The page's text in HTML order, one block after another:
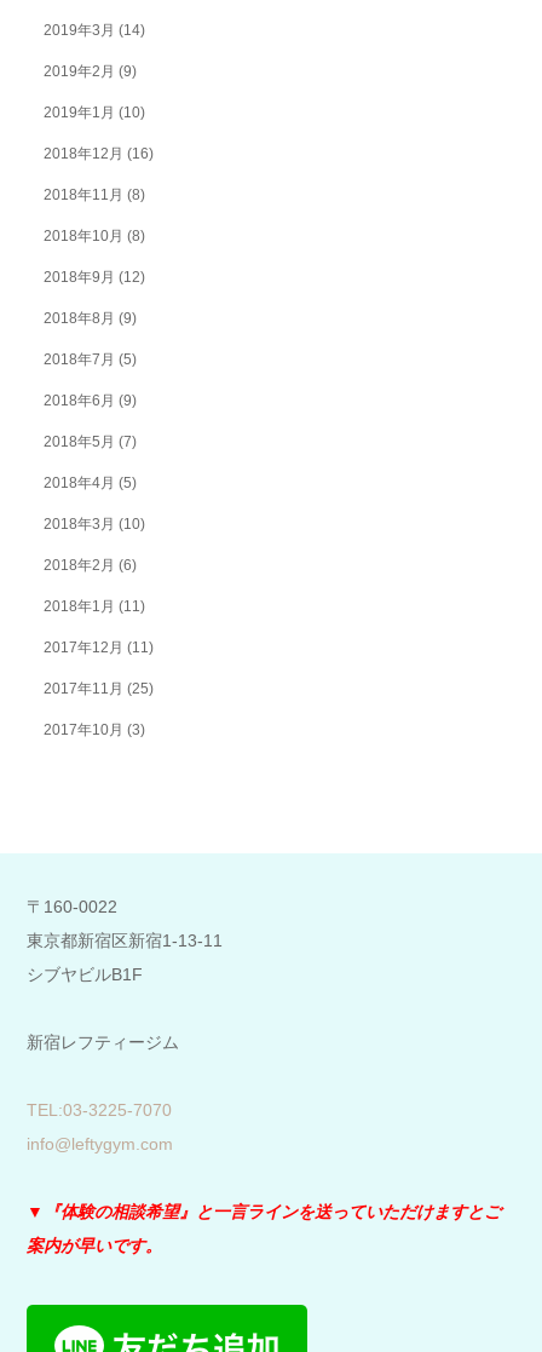
2019年3月 (14)
2019年2月 (9)
2019年1月 (10)
2018年12月 (16)
2018年11月 (8)
2018年10月 (8)
2018年9月 (12)
2018年8月 (9)
2018年7月 (5)
2018年6月 (9)
2018年5月 (7)
2018年4月 (5)
2018年3月 (10)
2018年2月 (6)
2018年1月 (11)
2017年12月 (11)
2017年11月 (25)
2017年10月 (3)
〒160-0022
東京都新宿区新宿1-13-11
シブヤビルB1F
新宿レフティージム
​TEL:03-3225-7070
info@leftygym.com
▼『体験の相談希望』と一言ラインを送っていただけますとご
案内が早いです。